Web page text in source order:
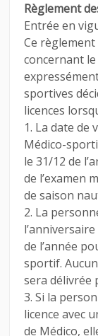
Règlement
Entrée en
Ce règlement
concernant
sportives
licences
1. La date de
Médico-
le 31/12 de
de l’examen
de saison
2. La
de l’année
sportif.
sera délivrée
3. Si la
licence avec
de Médico,